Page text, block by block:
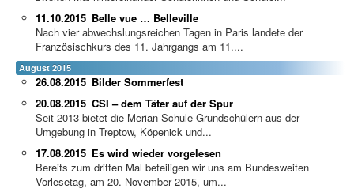
Belle vue … Belleville
11.10.2015
Nach vier abwechslungsreichen Tagen in Paris landete der
Französischkurs des 11. Jahrgangs am 11....
August 2015
Bilder Sommerfest
26.08.2015
CSI – dem Täter auf der Spur
20.08.2015
Seit 2013 bietet die Merian-Schule Grundschülern aus der
Umgebung in Treptow, Köpenick und...
Es wird wieder vorgelesen
17.08.2015
Bereits zum dritten Mal beteiligen wir uns am Bundesweiten
Vorlesetag, am 20. November 2015, um...